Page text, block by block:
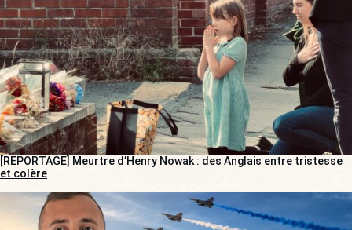
[REPORTAGE] Meurtre d’Henry Nowak : des Anglais entre tristesse
et colère